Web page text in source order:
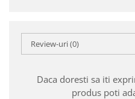
Review-uri(0)
Daca doresti sa iti
produs poti